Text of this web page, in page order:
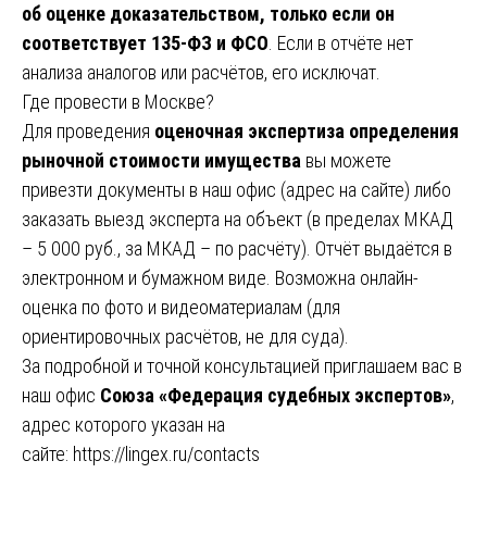
об оценке доказательством, только если он
соответствует 135-ФЗ и ФСО . Если в отчёте нет
анализа аналогов или расчётов, его исключат.
Где провести в Москве?
Для проведения оценочная экспертиза определения
рыночной стоимости имущества вы можете
привезти документы в наш офис (адрес на сайте) либо
заказать выезд эксперта на объект (в пределах МКАД
– 5 000 руб., за МКАД – по расчёту). Отчёт выдаётся в
электронном и бумажном виде. Возможна онлайн-
оценка по фото и видеоматериалам (для
ориентировочных расчётов, не для суда).
За подробной и точной консультацией приглашаем вас в
наш офис Союза «Федерация судебных экспертов»,
адрес которого указан на
сайте: https://lingex.ru/contacts